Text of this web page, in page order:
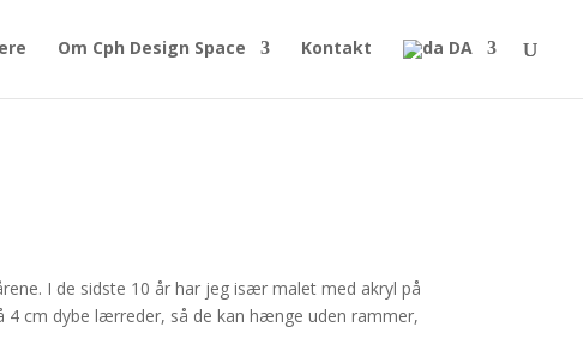
Om Cph Design Space Kontakt DA
I de sidste 10 år har jeg især malet med akryl på
4 cm dybe lærreder, så de kan hænge uden rammer,